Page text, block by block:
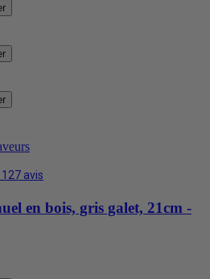
127 avis
en bois, gris galet, 21cm -